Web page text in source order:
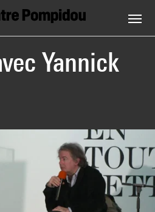
Yannick